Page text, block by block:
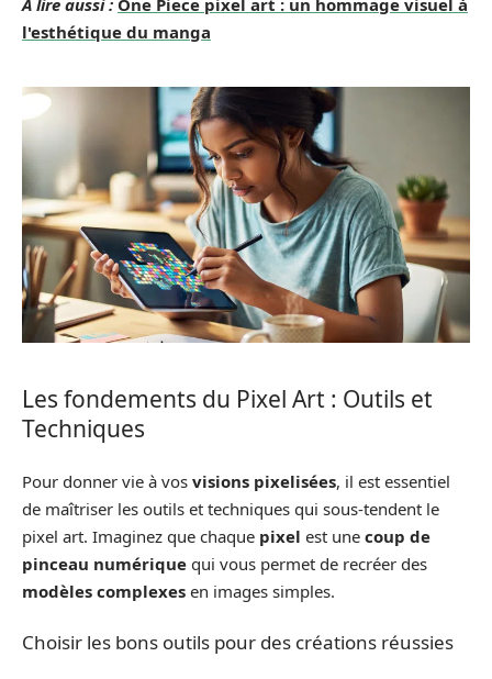
l'esthétique du manga
Les fondements du Pixel Art : Outils et
Techniques
Pour donner vie à vos visions pixelisées, il est essentiel
de maîtriser les outils et techniques qui sous-tendent le
pixel art. Imaginez que chaque pixel est une coup de
pinceau numérique qui vous permet de recréer des
modèles complexes en images simples.
Choisir les bons outils pour des créations réussies